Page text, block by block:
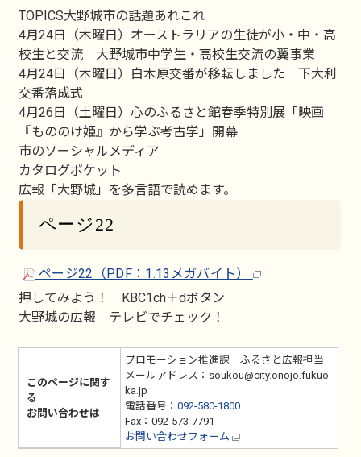
TOPICS大野城市の話題あれこれ
4月24日（木曜日）オーストラリアの生徒が小・中・高
校生と交流 大野城市中学生・高校生交流の翼事業
4月24日（木曜日）白木原交番が移転しました 下大利
交番落成式
4月26日（土曜日）心のふるさと館春季特別展「映画
『もののけ姫』から学ぶ考古学」開幕
市のソーシャルメディア
カタログポケット
広報「大野城」を多言語で読めます。
ページ22
ページ22（PDF：1.13メガバイト）
押してみよう！ KBC1ch＋dボタン
大野城の広報 テレビでチェック！
このページに関す
る
お問い合わせは
プロモーション推進課 ふるさと広報担当
メールアドレス：soukou@city.onojo.fukuo
ka.jp
電話番号： 092-580-1800
Fax：092-573-7791
お問い合わせフォーム